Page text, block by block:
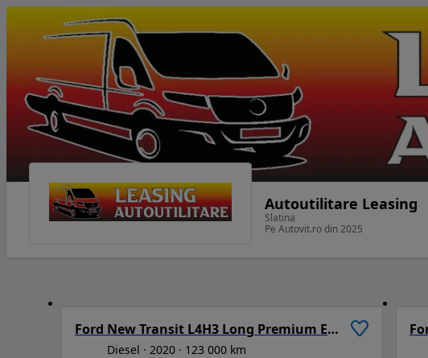
Autoutilitare Leasing
Slatina
Pe Autovit.ro din 2025
Ford New Transit L4H3 Long Premium Edition
Diesel 2020 123 000 km